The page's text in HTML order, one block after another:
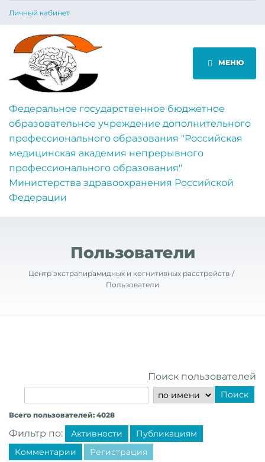
Личный кабинет
МЕНЮ
Федеральное государственное бюджетное
образовательное учреждение дополнительного
профессионального образования "Российская
медицинская академия непрерывного
профессионального образования"
Министерства здравоохранения Российской
Федерации
Пользователи
Центр экстрапирамидных и когнитивных расстройств
Пользователи
Поиск пользователей
Поиск
Всего пользователей: 4028
Фильтр по: Активности
Публикациям
Комментарии
Регистрация